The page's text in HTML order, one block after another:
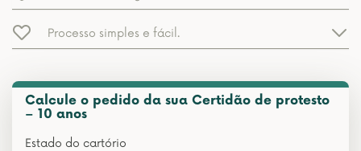
Processo simples e fácil.
Calcule o pedido da sua Certidão de protesto
– 10 anos
Estado do cartório